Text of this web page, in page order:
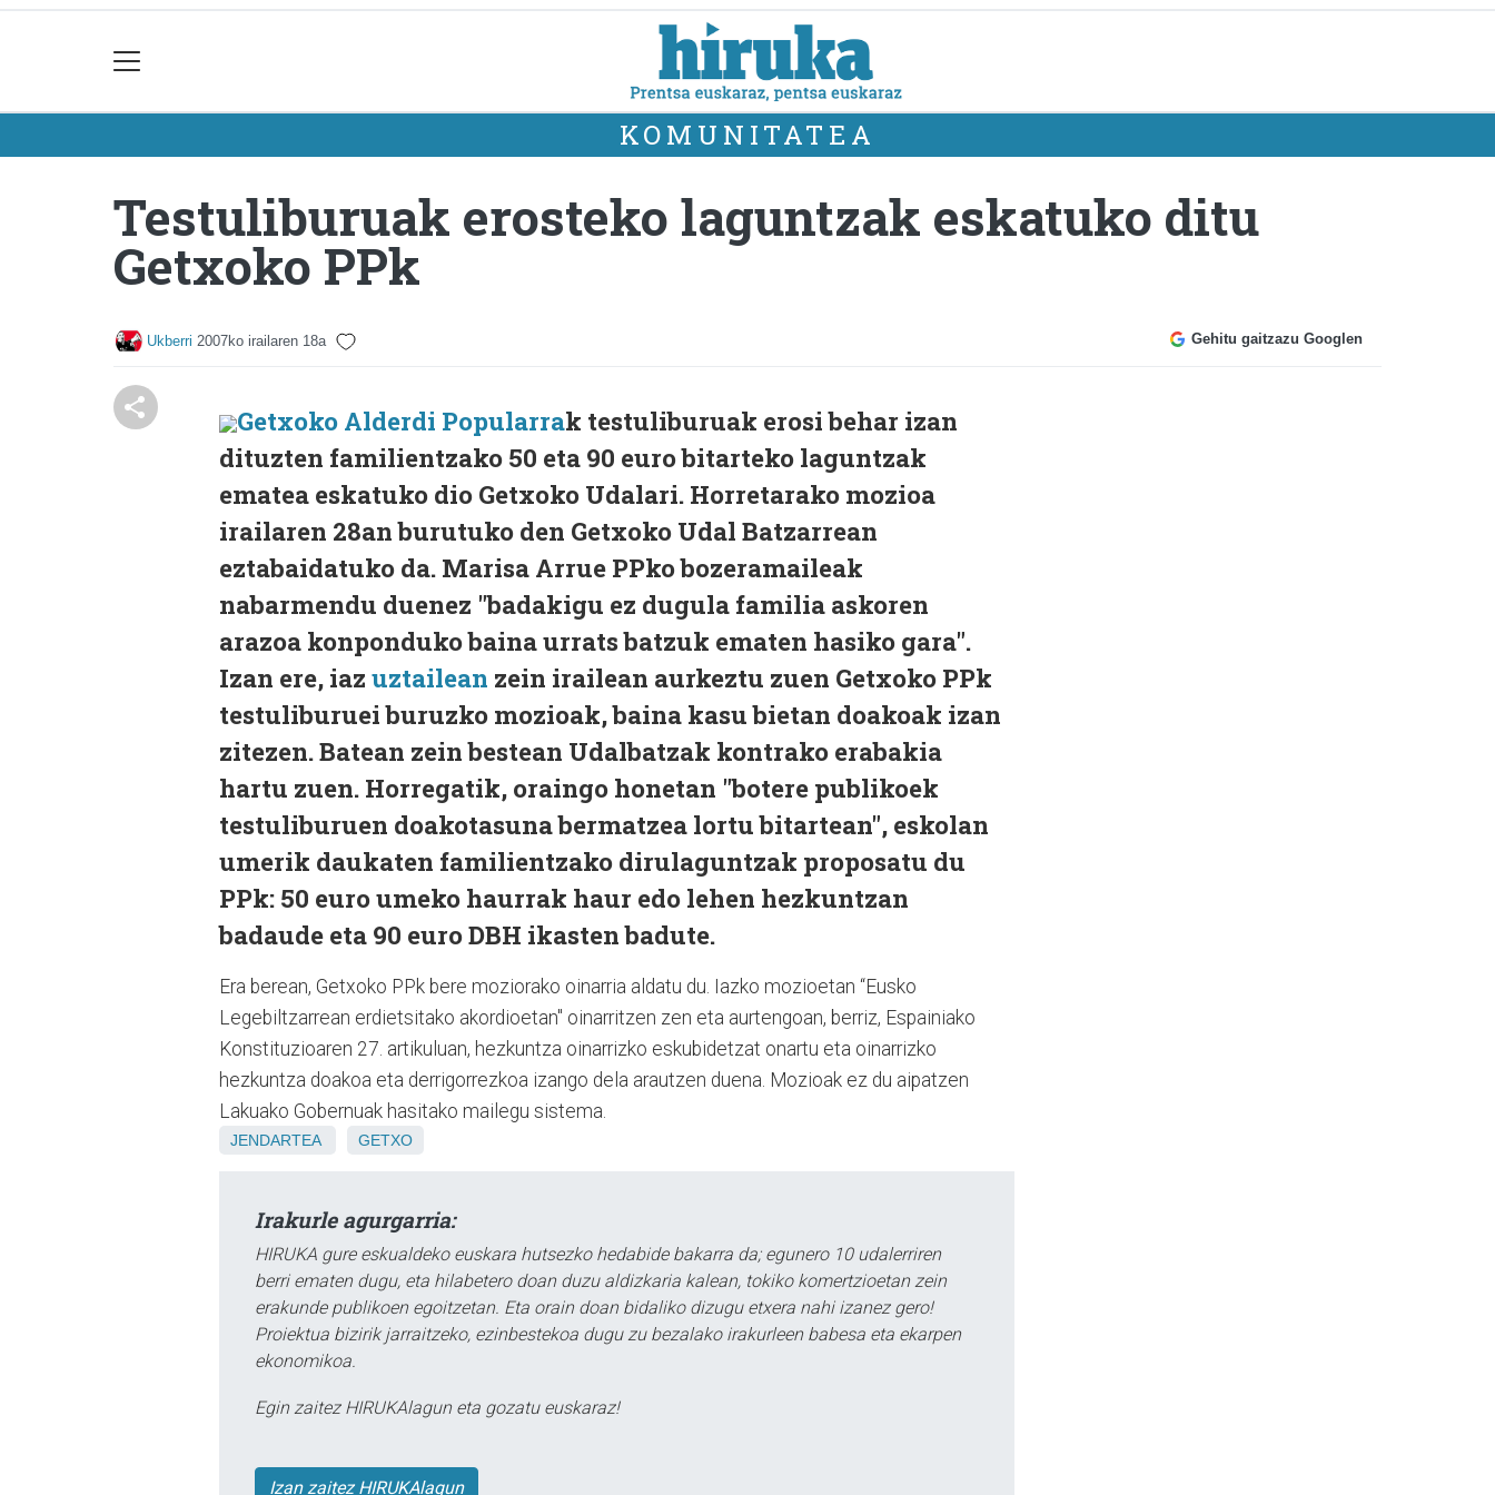
KOMUNITATEA
Testuliburuak erosteko laguntzak eskatuko ditu
Getxoko PPk
Ukberri 2007ko irailaren 18a Gehitu gaitzazu Googlen
Getxoko Alderdi Popularrak testuliburuak erosi behar izan
dituzten familientzako 50 eta 90 euro bitarteko laguntzak
ematea eskatuko dio Getxoko Udalari. Horretarako mozioa
irailaren 28an burutuko den Getxoko Udal Batzarrean
eztabaidatuko da. Marisa Arrue PPko bozeramaileak
nabarmendu duenez "badakigu ez dugula familia askoren
arazoa konponduko baina urrats batzuk ematen hasiko gara".
Izan ere, iaz uztailean zein irailean aurkeztu zuen Getxoko PPk
testuliburuei buruzko mozioak, baina kasu bietan doakoak izan
zitezen. Batean zein bestean Udalbatzak kontrako erabakia
hartu zuen. Horregatik, oraingo honetan "botere publikoek
testuliburuen doakotasuna bermatzea lortu bitartean", eskolan
umerik daukaten familientzako dirulaguntzak proposatu du
PPk: 50 euro umeko haurrak haur edo lehen hezkuntzan
badaude eta 90 euro DBH ikasten badute.
Era berean, Getxoko PPk bere moziorako oinarria aldatu du. Iazko mozioetan “Eusko
Legebiltzarrean erdietsitako akordioetan" oinarritzen zen eta aurtengoan, berriz, Espainiako
Konstituzioaren 27. artikuluan, hezkuntza oinarrizko eskubidetzat onartu eta oinarrizko
hezkuntza doakoa eta derrigorrezkoa izango dela arautzen duena. Mozioak ez du aipatzen
Lakuako Gobernuak hasitako mailegu sistema.
JENDARTEA GETXO
Irakurle agurgarria:
HIRUKA gure eskualdeko euskara hutsezko hedabide bakarra da; egunero 10 udalerriren
berri ematen dugu, eta hilabetero doan duzu aldizkaria kalean, tokiko komertzioetan zein
erakunde publikoen egoitzetan. Eta orain doan bidaliko dizugu etxera nahi izanez gero!
Proiektua bizirik jarraitzeko, ezinbestekoa dugu zu bezalako irakurleen babesa eta ekarpen
ekonomikoa.
Egin zaitez HIRUKAlagun eta gozatu euskaraz!
Izan zaitez HIRUKAlagun